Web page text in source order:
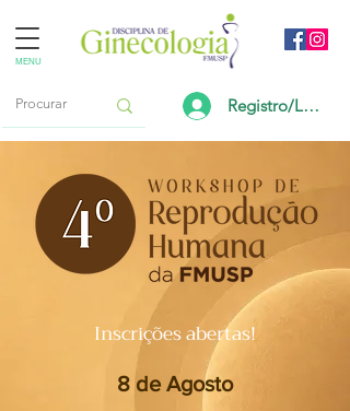
Registro/Login
MENU
Inscrições abertas!
8 de Agosto